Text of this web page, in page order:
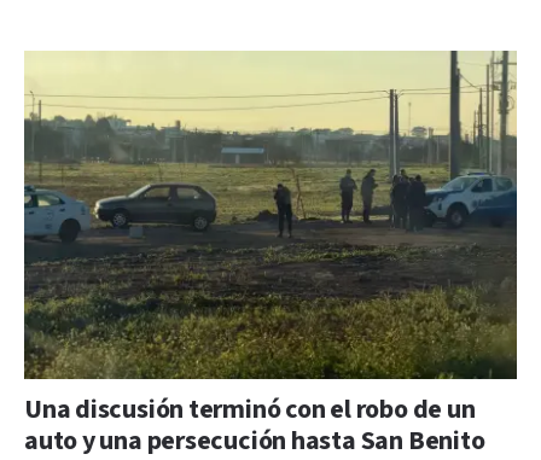
Una discusión terminó con el robo de un
auto y una persecución hasta San Benito